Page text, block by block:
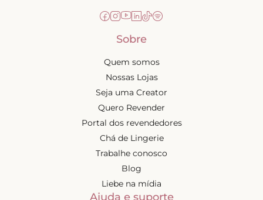
Sobre
Quem somos
Nossas Lojas
Seja uma Creator
Quero Revender
Portal dos revendedores
Chá de Lingerie
Trabalhe conosco
Blog
Liebe na mídia
Ajuda e suporte